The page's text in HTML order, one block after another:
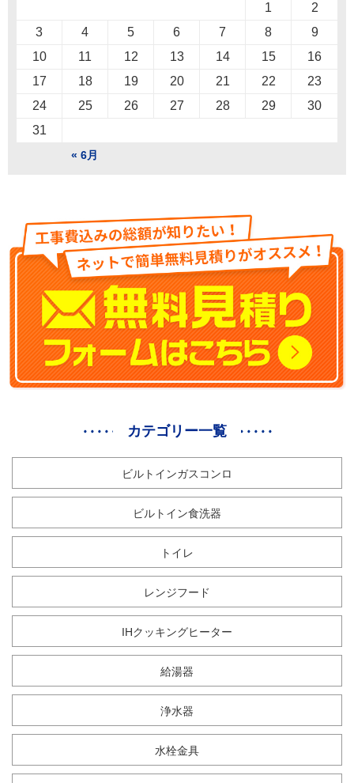
« 6月
1
2
3
4 5 6 7 8
9
10
11 12 13 14 15
16
17
18 19 20 21 22
23
24
25 26 27 28 29
30
31
カテゴリー一覧
ビルトインガスコンロ
ビルトイン食洗器
トイレ
レンジフード
IHクッキングヒーター
給湯器
浄水器
水栓金具